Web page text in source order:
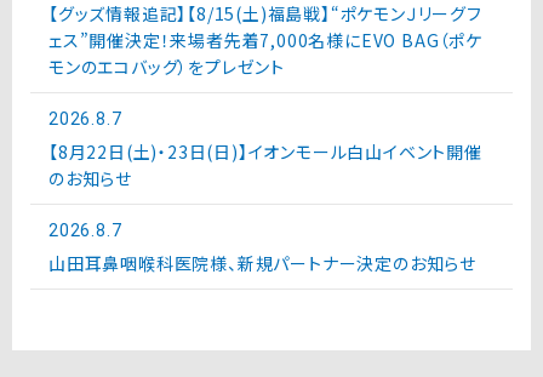
【グッズ情報追記】【8/15(土)福島戦】“ポケモンＪリーグフ
ェス”開催決定！来場者先着7,000名様にEVO BAG（ポケ
モンのエコバッグ）をプレゼント
2026.8.7
【8月22日(土)・23日(日)】イオンモール白山イベント開催
のお知らせ
2026.8.7
山田耳鼻咽喉科医院様、新規パートナー決定のお知らせ